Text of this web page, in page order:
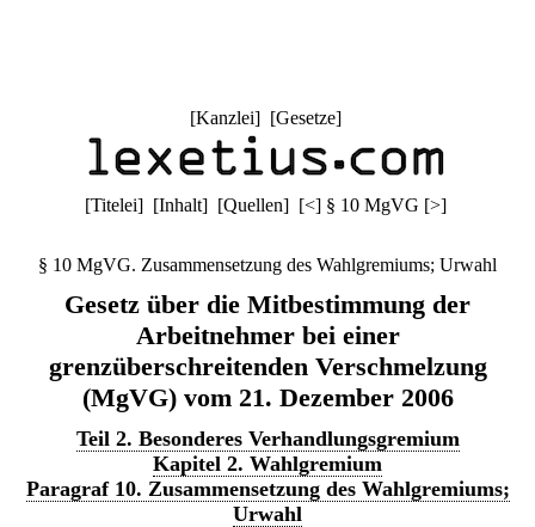
[Kanzlei] [Gesetze]
[Titelei] [Inhalt] [Quellen] [<] § 10 MgVG [>]
§ 10 MgVG. Zusammensetzung des Wahlgremiums; Urwahl
Gesetz über die Mitbestimmung der
Arbeitnehmer bei einer
grenzüberschreitenden Verschmelzung
(MgVG) vom 21. Dezember 2006
Teil 2. Besonderes Verhandlungsgremium
Kapitel 2. Wahlgremium
Paragraf 10. Zusammensetzung des Wahlgremiums;
Urwahl